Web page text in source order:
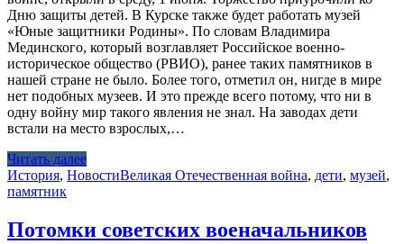
Дню защиты детей. В Курске также будет работать музей
«Юные защитники Родины». По словам Владимира
Мединского, который возглавляет Российское военно-
историческое общество (РВИО), ранее таких памятников в
нашей стране не было. Более того, отметил он, нигде в мире
нет подобных музеев. И это прежде всего потому, что ни в
одну войну мир такого явления не знал. На заводах дети
встали на место взрослых,…
Читать далее
История, НовостиВеликая Отечественная война, дети, музей,
памятник
Потомки советских военачальников